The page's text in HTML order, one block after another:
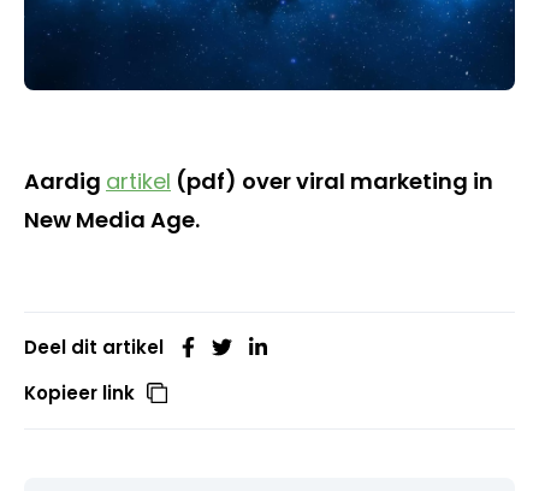
Aardig artikel (pdf) over viral marketing in
New Media Age.
Deel dit artikel
Kopieer link